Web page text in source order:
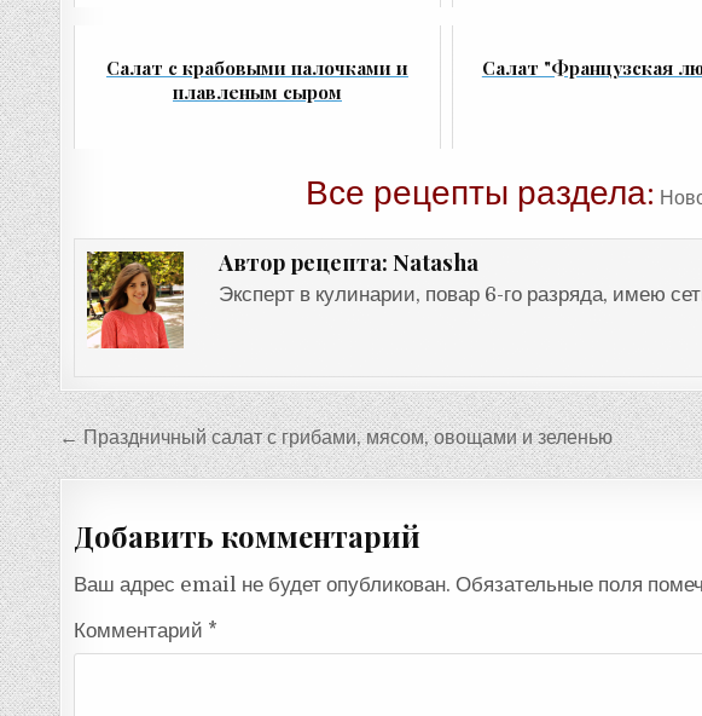
Салат с крабовыми палочками и
плавленым сыром
Салат "Французская
Все рецепты раздела:
Автор рецепта: Natasha
Эксперт в кулинарии, повар 6-го разряда, имею
Навигация
по
записям
← Праздничный салат с грибами, мясом, овощами и зеленью
Добавить комментарий
Ваш адрес email не будет опубликован. Обязательные поля
Комментарий *